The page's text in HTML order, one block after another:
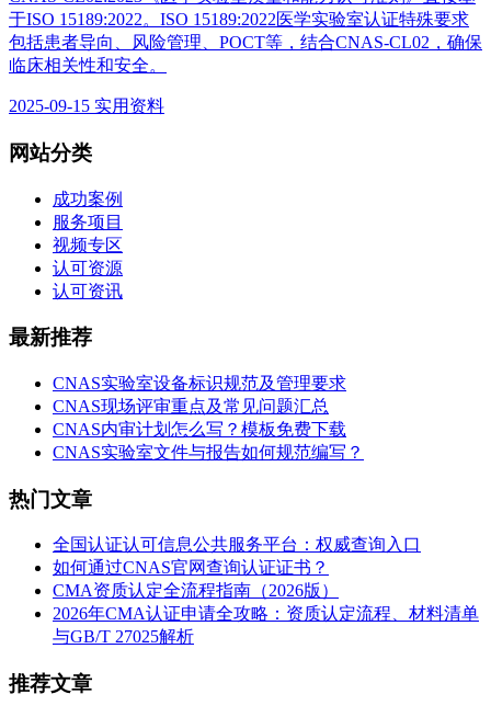
于ISO 15189:2022。ISO 15189:2022医学实验室认证特殊要求
包括患者导向、风险管理、POCT等，结合CNAS-CL02，确保
临床相关性和安全。
2025-09-15 实用资料
网站分类
成功案例
服务项目
视频专区
认可资源
认可资讯
最新推荐
CNAS实验室设备标识规范及管理要求
CNAS现场评审重点及常见问题汇总
CNAS内审计划怎么写？模板免费下载
CNAS实验室文件与报告如何规范编写？
热门文章
全国认证认可信息公共服务平台：权威查询入口
如何通过CNAS官网查询认证证书？
CMA资质认定全流程指南（2026版）
2026年CMA认证申请全攻略：资质认定流程、材料清单
与GB/T 27025解析
推荐文章